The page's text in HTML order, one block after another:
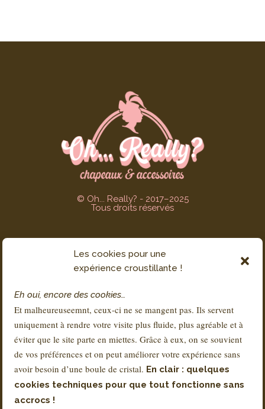
Les cookies pour une
expérience croustillante !
Eh oui, encore des cookies…
Et malheureuseemnt, ceux-ci ne se mangent pas. Ils servent
uniquement à rendre votre visite plus fluide, plus agréable et à
éviter que le site parte en miettes. Grâce à eux, on se souvient
de vos préférences et on peut améliorer votre expérience sans
avoir besoin d’une boule de cristal. En clair : quelques
cookies techniques pour que tout fonctionne sans
accrocs !
© Oh... Really? - 2017–2025
Tous droits réservés
SERVICE CLIENT
FAQs
Livraison & Retours
À propos de Sandra
RÉGLEMENTATION
Conditions Générales de Vente – CGV